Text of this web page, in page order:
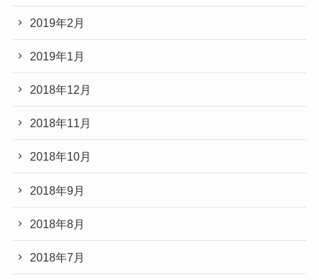
2019年2月
2019年1月
2018年12月
2018年11月
2018年10月
2018年9月
2018年8月
2018年7月